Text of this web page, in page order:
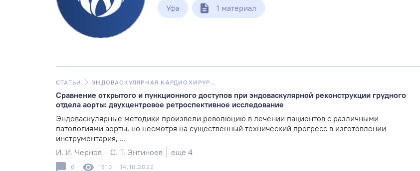
Уфа
1 материал
СТАТЬИ ЭНДОВАСКУЛЯРНАЯ КАРДИОХИРУРГИЯ
Сравнение открытого и пункционного доступов при эндоваскулярной реконструкции грудного
отдела аорты: двухцентровое ретроспективное исследование
Эндоваскулярные методики произвели революцию в лечении пациентов с различными
патологиями аорты, но несмотря на существенный технический прогресс в изготовлении
инструментария, ...
И. И. Чернов
С. Т. Энгиноев еще 4
0 1810 14.10.2022